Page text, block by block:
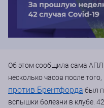
Об этом сообщила сама АПЛ
несколько часов после того,
против Брентфорда был
вспышки болезни в клубе.